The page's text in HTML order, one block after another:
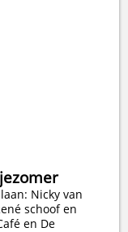
Nicky van
schoof en
en De